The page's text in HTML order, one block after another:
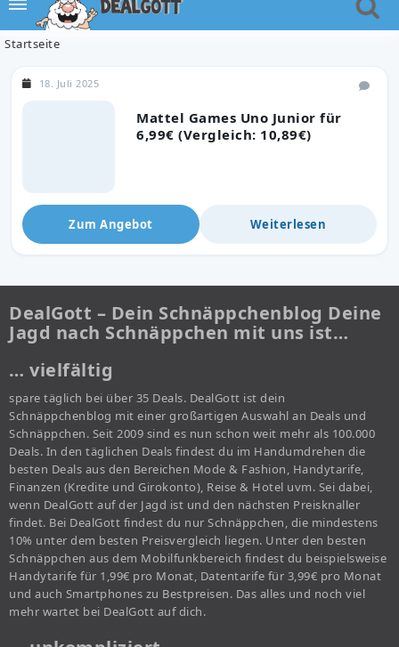
Startseite
Mattel Games Uno Junior für
6,99€ (Vergleich: 10,89€)
18. Juli 2025
Zum Angebot Weiterlesen
DealGott – Dein Schnäppchenblog Deine
Jagd nach Schnäppchen mit uns ist…
… vielfältig
spare täglich bei über 35 Deals. DealGott ist dein
Schnäppchenblog mit einer großartigen Auswahl an Deals und
Schnäppchen. Seit 2009 sind es nun schon weit mehr als 100.000
Deals. In den täglichen Deals findest du im Handumdrehen die
besten Deals aus den Bereichen Mode & Fashion, Handytarife,
Finanzen (Kredite und Girokonto), Reise & Hotel uvm. Sei dabei,
wenn DealGott auf der Jagd ist und den nächsten Preisknaller
findet. Bei DealGott findest du nur Schnäppchen, die mindestens
10% unter dem besten Preisvergleich liegen. Unter den besten
Schnäppchen aus dem Mobilfunkbereich findest du beispielsweise
Handytarife für 1,99€ pro Monat, Datentarife für 3,99€ pro Monat
und auch Smartphones zu Bestpreisen. Das alles und noch viel
mehr wartet bei DealGott auf dich.